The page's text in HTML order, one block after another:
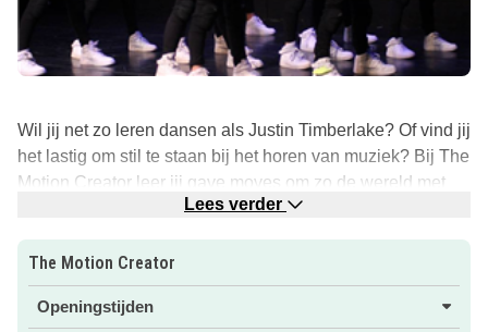
Wil jij net zo leren dansen als Justin Timberlake? Of vind jij
het lastig om stil te staan bij het horen van muziek? Bij The
Motion Creator leer jij gave moves om zo de wereld met
jouw danstalent te veroveren!
The Motion Creator is dé dansschool voor streetdance en
The Motion Creator mag jij dat doen wat jij het leukste
Lees verder
The Motion Creator
Openingstijden